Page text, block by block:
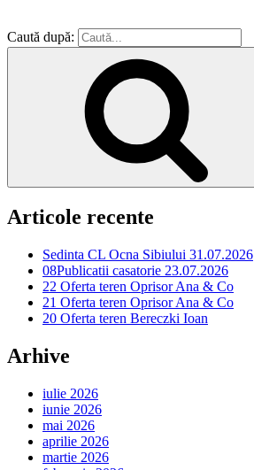
Caută după:
Articole recente
Sedinta CL Ocna Sibiului 31.07.2026
08Publicatii casatorie 23.07.2026
22 Oferta teren Oprisor Ana & Co
21 Oferta teren Oprisor Ana & Co
20 Oferta teren Bereczki Ioan
Arhive
iulie 2026
iunie 2026
mai 2026
aprilie 2026
martie 2026